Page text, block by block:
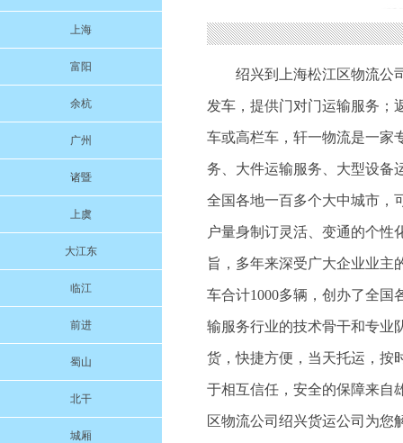
上海
富阳
余杭
广州
诸暨
上虞
大江东
临江
前进
蜀山
北干
城厢
绍兴到上海松江区物流公
发车，提供门对门运输服务；
车或高栏车，轩一物流是一家
务、大件运输服务、大型设备
全国各地一百多个大中城市，
户量身制订灵活、变通的个性
旨，多年来深受广大企业业主
车合计1000多辆，创办了全国
输服务行业的技术骨干和专业
货，快捷方便，当天托运，按
于相互信任，安全的保障来自
区物流公司绍兴货运公司为您